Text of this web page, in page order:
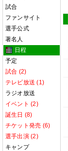
試合
ファンサイト
選手公式
著名人
日程
予定
試合 (2)
テレビ放送 (1)
ラジオ放送
イベント (2)
誕生日 (8)
チケット発売 (6)
選手出演 (2)
キャンプ